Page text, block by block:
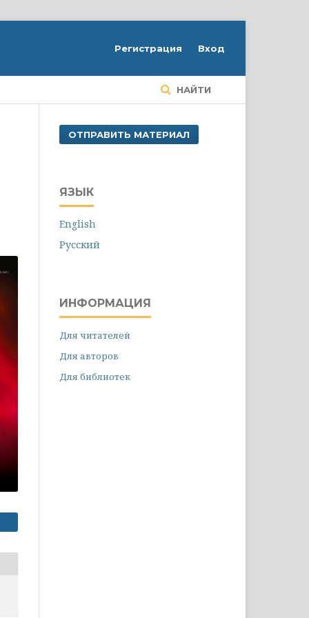
НАЙТИ
Регистрация Вход
ОТПРАВИТЬ МАТЕРИАЛ
ЯЗЫК
English
Русский
ИНФОРМАЦИЯ
Для читателей
Для авторов
Для библиотек